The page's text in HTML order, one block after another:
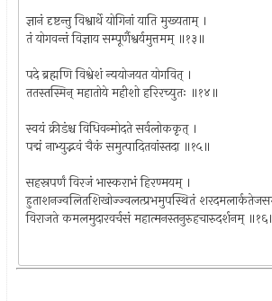
ज्ञानं दृष्टन्तु विश्वार्थे योगिनां याति मुख्यताम् ।
तं योगवन्तं विज्ञाय सम्पूर्णैश्वर्यमुत्तमम् ॥१३॥
पदे ब्रह्मणि विश्वेशं न्ययोजयत योगवित् ।
ततस्तस्मिन् महातोये महीशो हरिरच्युतः ॥१४॥
स्वयं क्रीडंश्च विधिवन्मोदते सर्वलोककृत् ।
पद्मं नाभ्युद्भवं चैकं समुत्पादितवांस्तदा ॥१५॥
सहस्रपर्णं विरजं भास्कराभं हिरण्मयम् ।
हुताशनज्वलितशिखोज्ज्वलत्प्रभमुपस्थितं
विराजते कमलमुदारवर्चसं महात्मनस्तनुरुहचारुदर्शनम्